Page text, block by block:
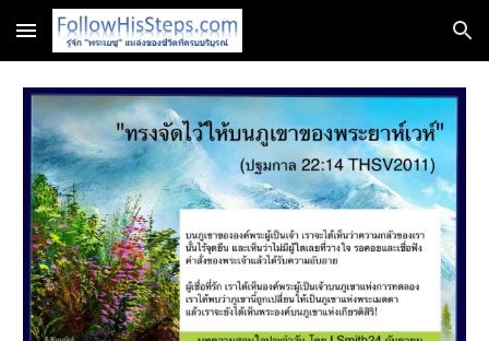
Skip to main content Skip to navigation